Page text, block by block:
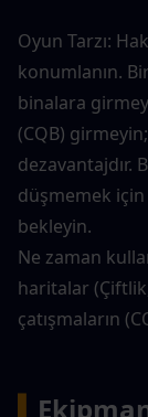
Oyun Tarzı:
konumlanın.
binalara
(CQB)
dezavantajdır.
düşmemek
bekleyin.
Ne zaman
haritalar
çatışmaların